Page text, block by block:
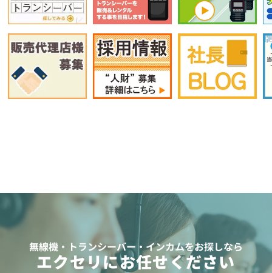
無線機・トランシーバー・インカムをお探しなら
エクセリにお任せください